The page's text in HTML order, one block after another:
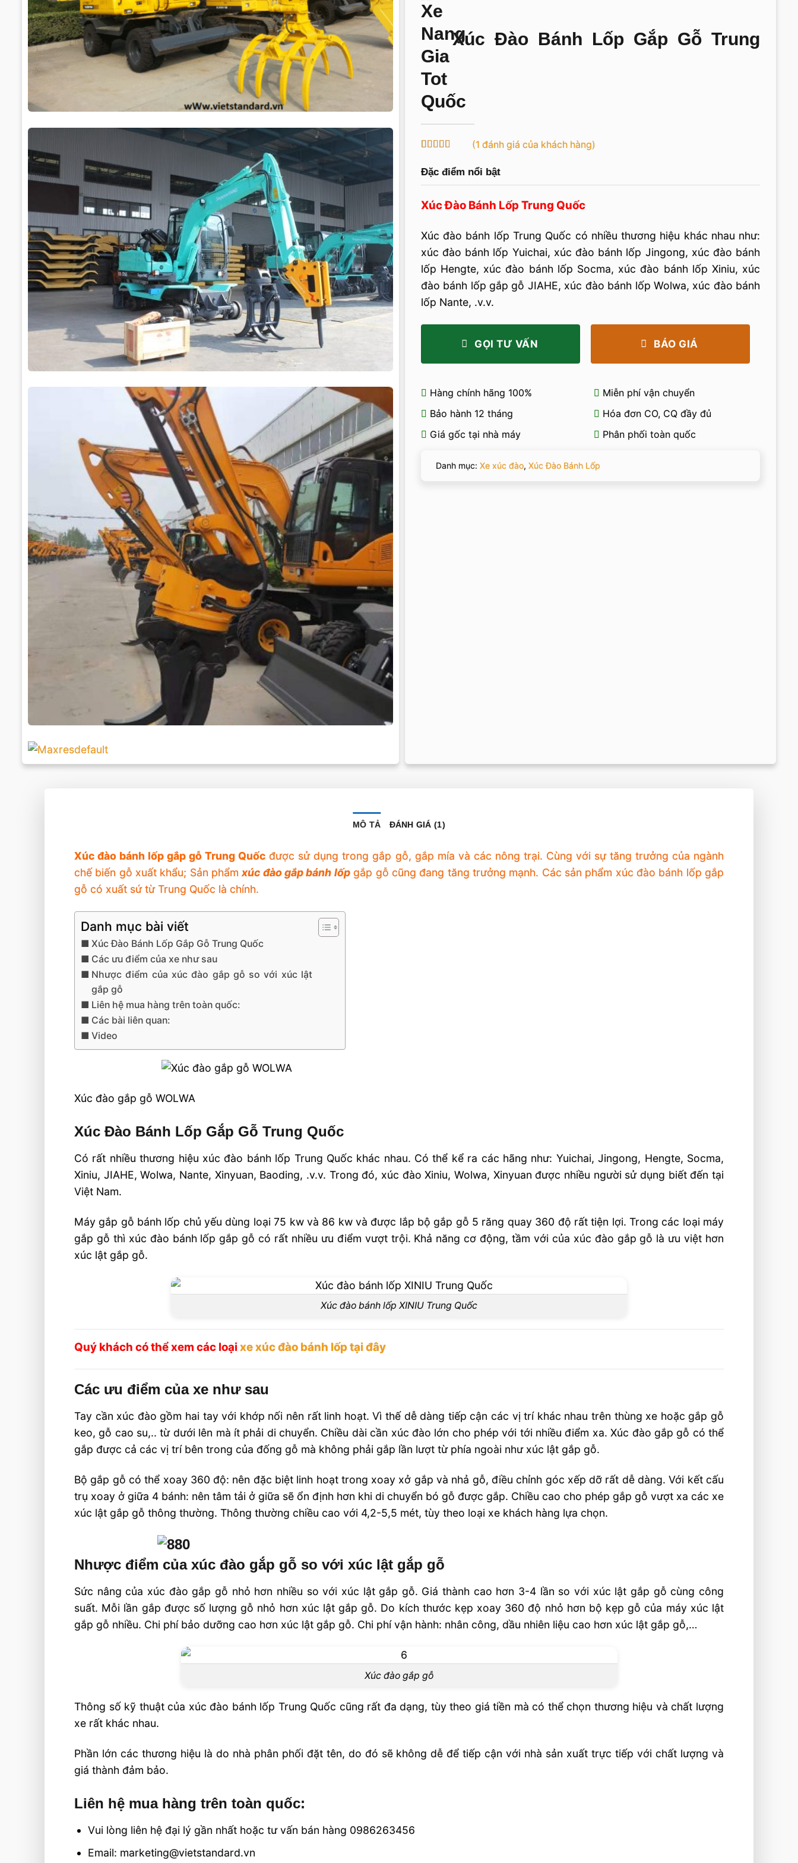
Xúc Đào Bánh Lốp Gắp Gỗ Trung
Quốc
dựa
trên
đánh
(1 đánh giá của khách hàng)
Đặc điểm nổi bật
Xúc Đào Bánh Lốp Trung Quốc
Xúc đào bánh lốp Trung Quốc có nhiều thương hiệu khác nhau như:
xúc đào bánh lốp Yuichai, xúc đào bánh lốp Jingong, xúc đào bánh
lốp Hengte, xúc đào bánh lốp Socma, xúc đào bánh lốp Xiniu, xúc
đào bánh lốp gắp gỗ JIAHE, xúc đào bánh lốp Wolwa, xúc đào bánh
lốp Nante, .v.v.
GỌI TƯ VẤN BÁO GIÁ
Hàng chính hãng 100%
Miễn phí vận chuyển
Bảo hành 12 tháng
Hóa đơn CO, CQ đầy đủ
Giá gốc tại nhà máy
Phân phối toàn quốc
Danh mục: Xe xúc đào, Xúc Đào Bánh Lốp
MÔ TẢ ĐÁNH GIÁ (1)
Xúc đào bánh lốp gắp gỗ Trung Quốc được sử dụng trong gắp gỗ, gắp mía và các nông trại. Cùng với sự tăng trưởng của ngành
chế biến gỗ xuất khẩu; Sản phẩmxúc đào gắp bánh lốpgắp gỗ cũng đang tăng trưởng mạnh. Các sản phẩm xúc đào bánh lốp gắp
gỗ có xuất sứ từ Trung Quốc là chính.
Danh mục bài viết
Xúc Đào Bánh Lốp Gắp Gỗ Trung Quốc
Các ưu điểm của xe như sau
Nhược điểm của xúc đào gắp gỗ so với xúc lật
gắp gỗ
Liên hệ mua hàng trên toàn quốc:
Các bài liên quan:
Video
Xúc đào gắp gỗ WOLWA
Xúc Đào Bánh Lốp Gắp Gỗ Trung Quốc
Có rất nhiều thương hiệu xúc đào bánh lốp Trung Quốc khác nhau. Có thể kể ra các hãng như: Yuichai, Jingong, Hengte, Socma,
Xiniu, JIAHE, Wolwa, Nante, Xinyuan, Baoding, .v.v. Trong đó, xúc đào Xiniu, Wolwa, Xinyuan được nhiều người sử dụng biết đến tại
Việt Nam.
Máy gắp gỗ bánh lốp chủ yếu dùng loại 75 kw và 86 kw và được lắp bộ gắp gỗ 5 răng quay 360 độ rất tiện lợi. Trong các loại máy
gắp gỗ thì xúc đào bánh lốp gắp gỗ có rất nhiều ưu điểm vượt trội. Khả năng cơ động, tầm với của xúc đào gắp gỗ là ưu việt hơn
xúc lật gắp gỗ.
Xúc đào bánh lốp XINIU Trung Quốc
Quý khách có thể xem các loại xe xúc đào bánh lốp tại đây
Các ưu điểm của xe như sau
Tay cần xúc đào gồm hai tay với khớp nối nên rất linh hoạt. Vì thế dễ dàng tiếp cận các vị trí khác nhau trên thùng xe hoặc gắp gỗ
keo, gỗ cao su,.. từ dưới lên mà ít phải di chuyển. Chiều dài cần xúc đào lớn cho phép với tới nhiều điểm xa. Xúc đào gắp gỗ có thể
gắp được cả các vị trí bên trong của đống gỗ mà không phải gắp lần lượt từ phía ngoài như xúc lật gắp gỗ.
Bộ gắp gỗ có thể xoay 360 độ: nên đặc biệt linh hoạt trong xoay xở gắp và nhả gỗ, điều chỉnh góc xếp dỡ rất dễ dàng. Với kết cấu
trụ xoay ở giữa 4 bánh: nên tâm tải ở giữa sẽ ổn định hơn khi di chuyển bó gỗ được gắp. Chiều cao cho phép gắp gỗ vượt xa các xe
xúc lật gắp gỗ thông thường. Thông thường chiều cao với 4,2-5,5 mét, tùy theo loại xe khách hàng lựa chọn.
Nhược điểm của xúc đào gắp gỗ so với xúc lật gắp gỗ
Sức nâng của xúc đào gắp gỗ nhỏ hơn nhiều so với xúc lật gắp gỗ. Giá thành cao hơn 3-4 lần so với xúc lật gắp gỗ cùng công
suất. Mỗi lần gắp được số lượng gỗ nhỏ hơn xúc lật gắp gỗ. Do kích thước kẹp xoay 360 độ nhỏ hơn bộ kẹp gỗ của máy xúc lật
gắp gỗ nhiều. Chi phí bảo dưỡng cao hơn xúc lật gắp gỗ. Chi phí vận hành: nhân công, dầu nhiên liệu cao hơn xúc lật gắp gỗ,…
Xúc đào gắp gỗ
Thông số kỹ thuật của xúc đào bánh lốp Trung Quốc cũng rất đa dạng, tùy theo giá tiền mà có thể chọn thương hiệu và chất lượng
xe rất khác nhau.
Phần lớn các thương hiệu là do nhà phân phối đặt tên, do đó sẽ không dễ để tiếp cận với nhà sản xuất trực tiếp với chất lượng và
giá thành đảm bảo.
Liên hệ mua hàng trên toàn quốc:
Vui lòng liên hệ đại lý gần nhất hoặc tư vấn bán hàng 0986263456
Email: marketing@vietstandard.vn